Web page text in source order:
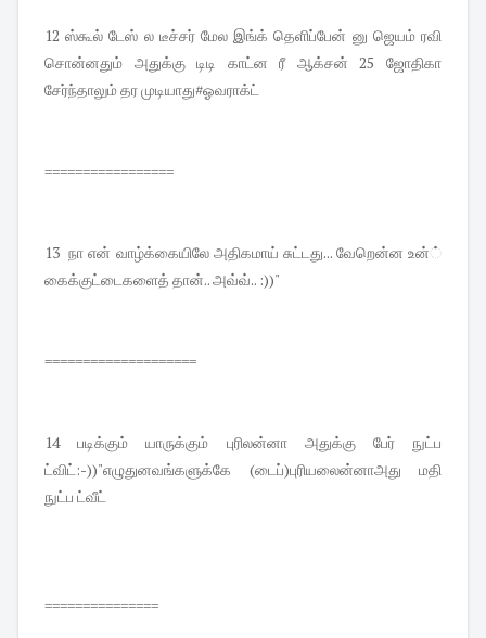
12 ஸ்கூல் டேஸ் ல டீச்சர் மேல இங்க் தெளிப்பேன் னு ஜெயம் ரவி
சொன்னதும் அதுக்கு டிடி காட்ன ரீ ஆக்சன் 25 ஜோதிகா
சேர்ந்தாலும் தர முடியாது#ஓவராக்ட்
=================
13 நா என் வாழ்க்கையிலே அதிகமாய் சுட்டது... வேறென்ன உன்்
கைக்குட்டைகளைத் தான்.. அவ்வ்.. :))"
====================
14 படிக்கும் யாருக்கும் புரிலன்னா அதுக்கு பேர் நுட்ப
ட்விட்:-))"எழுதுனவங்களுக்கே (டைப்)புரியலைன்னாஅது மதி
நுட்ப ட்வீட்
===============